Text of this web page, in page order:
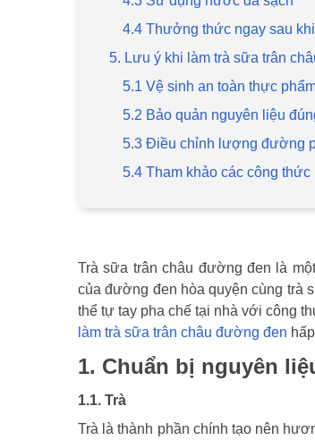
4.4 Thưởng thức ngay sau
5. Lưu ý khi làm trà sữa trân
5.1 Vệ sinh an toàn thực
5.2 Bảo quản nguyên liệu
5.3 Điều chỉnh lượng đường
5.4 Tham khảo các công thức
Trà sữa trân châu đường đen là
của đường đen hòa quyện cùng trà
thể tự tay pha chế tại nhà với công
làm trà sữa trân châu đường đen
1. Chuẩn bị nguyên
1.1. Trà
Trà là thành phần chính tạo nên